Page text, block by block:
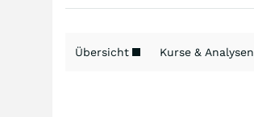
Übersicht Kurse & Analysen